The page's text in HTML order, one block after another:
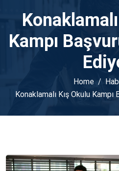
Kampı
Home
Konaklamalı Kış Okulu